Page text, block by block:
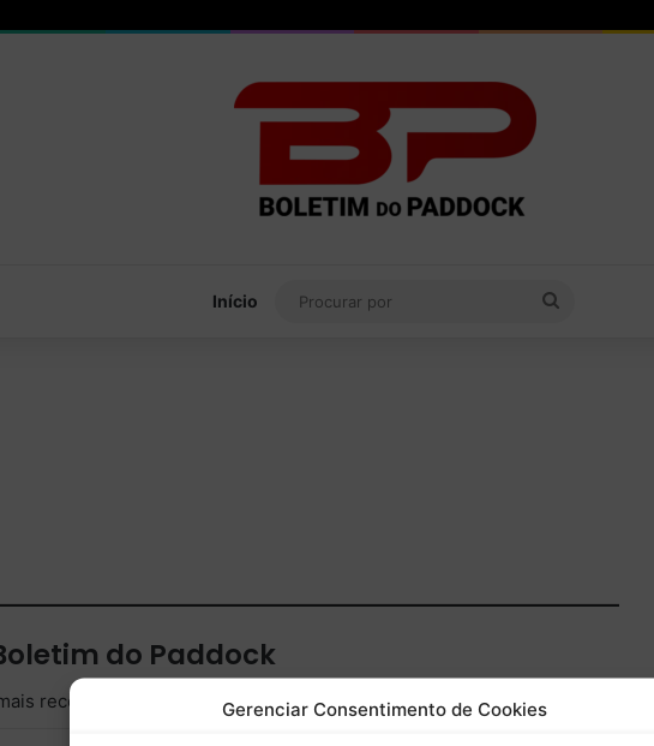
Gerenciar Consentimento de Cookies
Início
do Paddock
recentes por e-mail.